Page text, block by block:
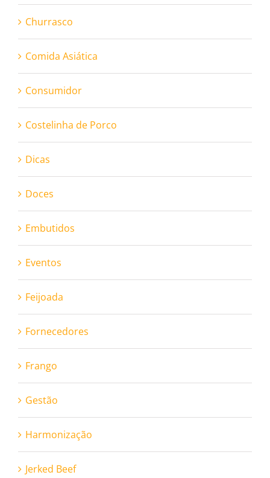
Churrasco
Comida Asiática
Consumidor
Costelinha de Porco
Dicas
Doces
Embutidos
Eventos
Feijoada
Fornecedores
Frango
Gestão
Harmonização
Jerked Beef